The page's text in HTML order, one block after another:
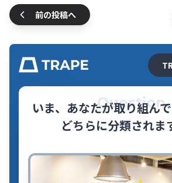
前の投稿へ
Question
いま、あなたが取り組ん
どちらに分類されま